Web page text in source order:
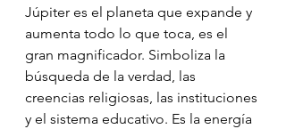
Júpiter es el planeta que expande y
aumenta todo lo que toca, es el
gran magnificador. Simboliza la
búsqueda de la verdad, las
creencias religiosas, las instituciones
y el sistema educativo. Es la energía